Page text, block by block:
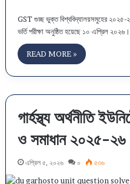
GST গুচ্ছ ভুক্ত বিশ্ববিদ্যালয়সমুহের ২০২৫-
ভর্তি পরীক্ষা অনুষ্ঠিত হয়েছে ১০ এপ্রিল ২০২৬।
READ MORE »
গার্হস্থ্য অর্থনীতি
ও সমাধান ২০২৫-২৬
এপ্রিল ৫, ২০২৬ ০ ৫৩৬